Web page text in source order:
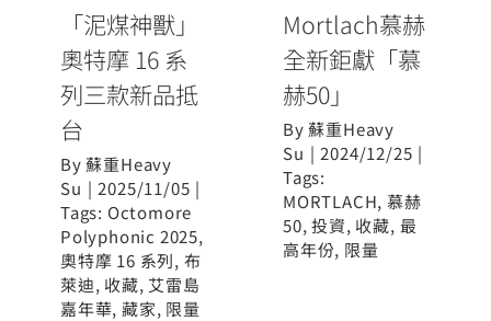
「泥煤神獸」
奧特摩 16 系
列三款新品抵
台
By蘇重Heavy
Su | 2025/11/05 |
Tags: Octomore
Polyphonic 2025,
奧特摩 16 系列, 布
萊迪, 收藏, 艾雷島
嘉年華,藏家, 限量
Mortlach慕赫
全新鉅獻「慕
赫50」
By蘇重Heavy
Su | 2024/12/25 |
Tags:
MORTLACH,慕赫
50,投資, 收藏, 最
高年份, 限量